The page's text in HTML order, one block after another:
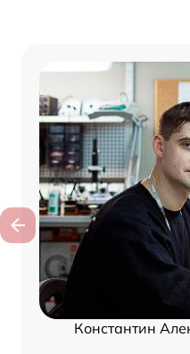
Константин